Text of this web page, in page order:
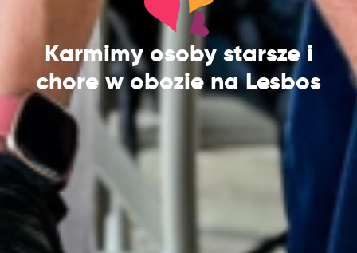
Karmimy osoby starsze i
chore w obozie na Lesbos